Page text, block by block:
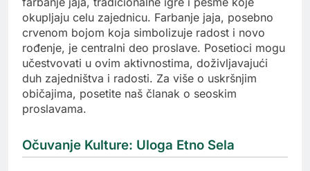
okupljaju celu zajednicu. Farbanje jaja, posebno
crvenom bojom koja simbolizuje radost i novo
rođenje, je centralni deo proslave. Posetioci mogu
učestvovati u ovim aktivnostima, doživljavajući
duh zajedništva i radosti. Za više o uskršnjim
običajima, posetite naš članak o seoskim
proslavama.
Očuvanje Kulture: Uloga Etno Sela